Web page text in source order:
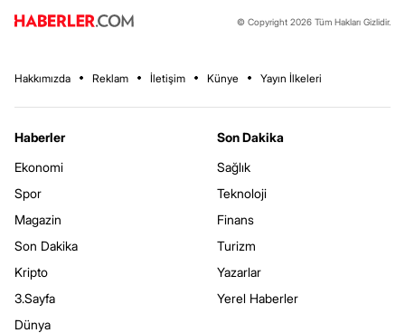
© Copyright 2026 Tüm Hakları Gizlidir.
Hakkımızda Reklam İletişim Künye Yayın İlkeleri
Haberler
Ekonomi
Spor
Magazin
Son Dakika
Kripto
3.Sayfa
Dünya
Son Dakika
Sağlık
Teknoloji
Finans
Turizm
Yazarlar
Yerel Haberler